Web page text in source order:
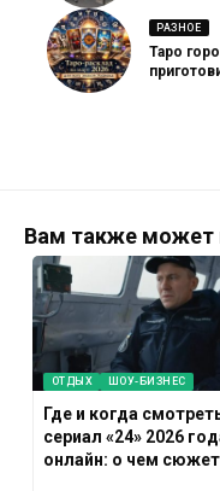
РАЗНОЕ
Таро
Вам также может
ОТДЫХ ШОУ-БИЗНЕС
Где и когда
сериал «24» 2026
онлайн: о чем сюжет